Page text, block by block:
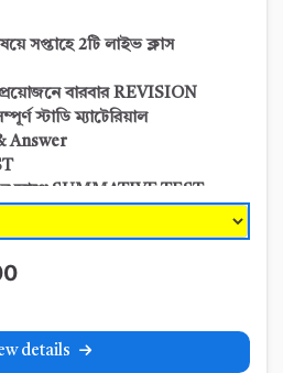
সপ্তাহে 2টি লাইভ ক্লাস
বারবার REVISION
স্টাডি ম্যাটেরিয়াল
Answer
আগে SUMMATIVE TEST
Progress Report এবং
details